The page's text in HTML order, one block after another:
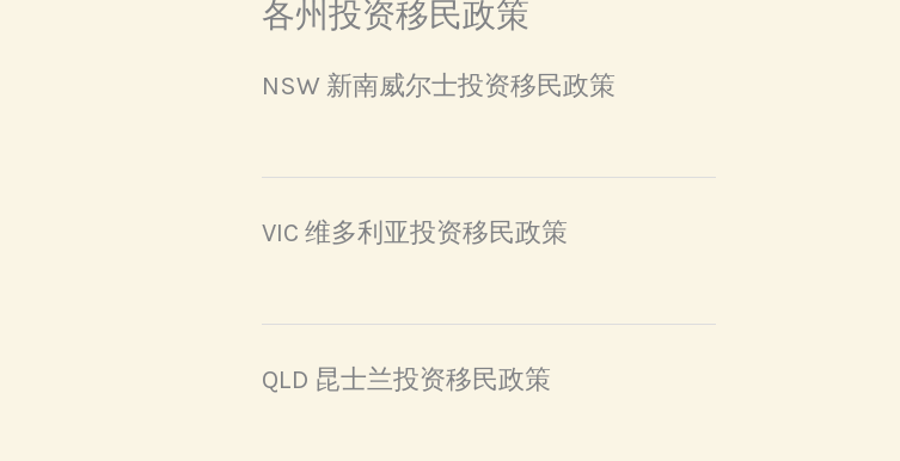
各州投资移民政策
NSW 新南威尔士投资移民政策
VIC 维多利亚投资移民政策
QLD 昆士兰投资移民政策